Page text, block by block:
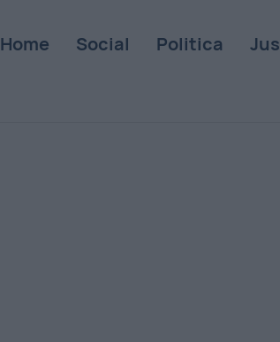
Home Social Politica